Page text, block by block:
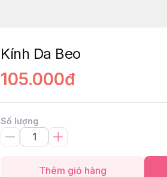
Kính Da Beo
105.000đ
Số lượng
Thêm giỏ hàng